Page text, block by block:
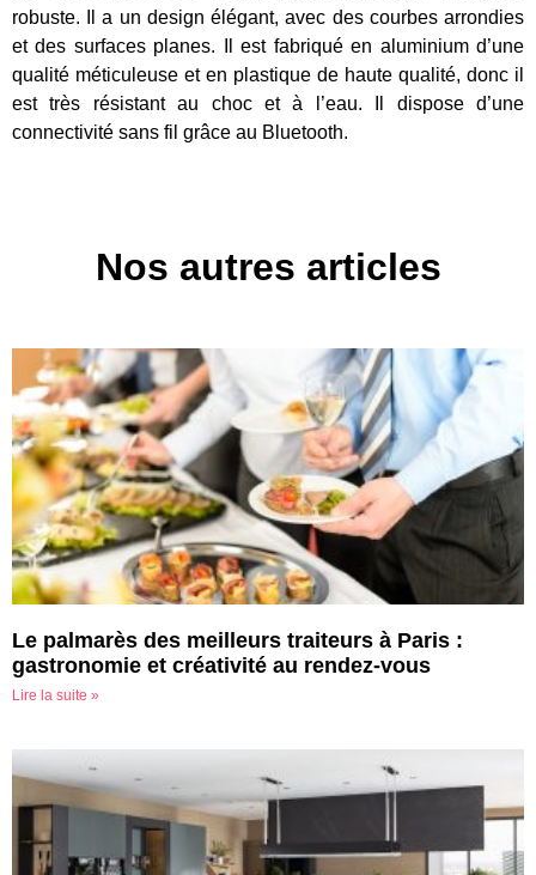
robuste. Il a un design élégant, avec des courbes arrondies
et des surfaces planes. Il est fabriqué en aluminium d’une
qualité méticuleuse et en plastique de haute qualité, donc il
est très résistant au choc et à l’eau. Il dispose d’une
connectivité sans fil grâce au Bluetooth.
Nos autres articles
Le palmarès des meilleurs traiteurs à Paris :
gastronomie et créativité au rendez-vous
Lire la suite »